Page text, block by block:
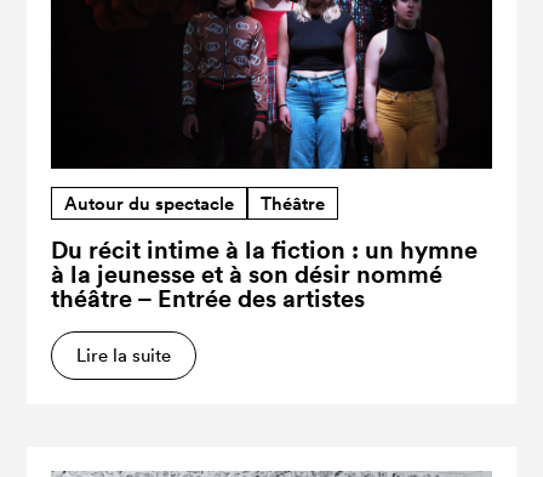
Autour du spectacle Théâtre
Du récit intime à la fiction : un hymne
à la jeunesse et à son désir nommé
théâtre – Entrée des artistes
Lire la suite